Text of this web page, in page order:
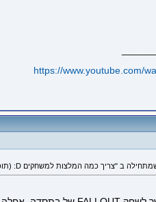
https://www.youtube.com/